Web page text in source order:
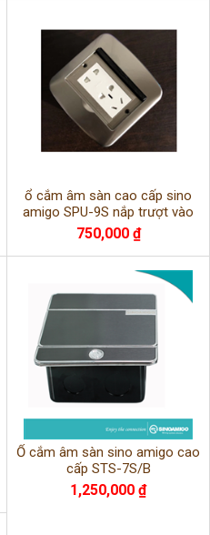
ổ cắm âm sàn cao cấp sino
amigo SPU-9S nắp trượt vào
trong
750,000 ₫
Ổ cắm âm sàn sino amigo cao
cấp STS-7S/B
1,250,000 ₫